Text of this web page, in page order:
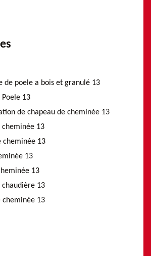
de poele a bois et granulé 13
Poele 13
de chapeau de cheminée 13
cheminée 13
cheminée 13
13
13
chaudière 13
cheminée 13